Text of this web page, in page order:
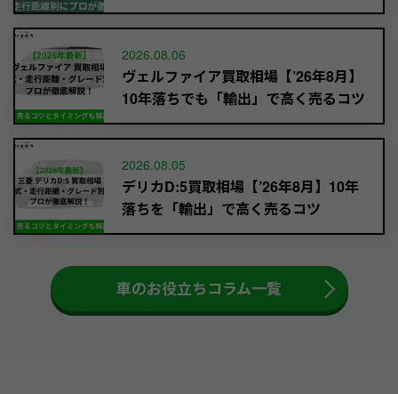
2026.08.06
ヴェルファイア買取相場【’26年8月】
10年落ちでも「輸出」で高く売るコツ
2026.08.05
デリカD:5買取相場【’26年8月】10年
落ちを「輸出」で高く売るコツ
車のお役立ちコラム一覧